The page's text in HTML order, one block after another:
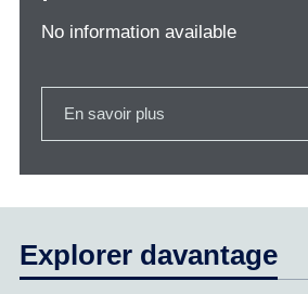
No information available
En savoir plus
Explorer davantage